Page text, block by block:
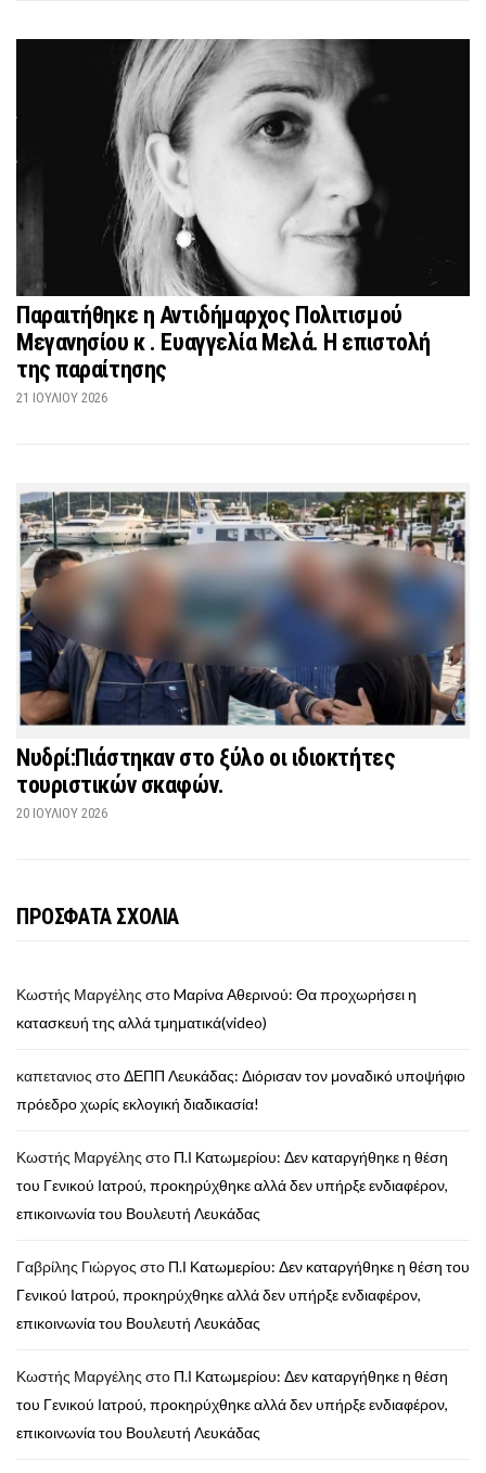
Παραιτήθηκε η Αντιδήμαρχος Πολιτισμού
Μεγανησίου κ . Ευαγγελία Μελά. Η επιστολή
της παραίτησης
21 ΙΟΥΛΊΟΥ 2026
Νυδρί:Πιάστηκαν στο ξύλο οι ιδιοκτήτες
τουριστικών σκαφών.
20 ΙΟΥΛΊΟΥ 2026
ΠΡΟΣΦΑΤΑ ΣΧΟΛΙΑ
Κωστής Μαργέλης στοMαρίνα Αθερινού: Θα προχωρήσει η
κατασκευή της αλλά τμηματικά(video)
καπετανιος στοΔΕΠΠ Λευκάδας: Διόρισαν τον μοναδικό υποψήφιο
πρόεδρο χωρίς εκλογική διαδικασία!
Κωστής Μαργέλης στο Π.Ι Κατωμερίου: Δεν καταργήθηκε η θέση
του Γενικού Ιατρού, προκηρύχθηκε αλλά δεν υπήρξε ενδιαφέρον,
επικοινωνία του Βουλευτή Λευκάδας
Γαβρίλης Γιώργος στο Π.Ι Κατωμερίου: Δεν καταργήθηκε η θέση του
Γενικού Ιατρού, προκηρύχθηκε αλλά δεν υπήρξε ενδιαφέρον,
επικοινωνία του Βουλευτή Λευκάδας
Κωστής Μαργέλης στο Π.Ι Κατωμερίου: Δεν καταργήθηκε η θέση
του Γενικού Ιατρού, προκηρύχθηκε αλλά δεν υπήρξε ενδιαφέρον,
επικοινωνία του Βουλευτή Λευκάδας